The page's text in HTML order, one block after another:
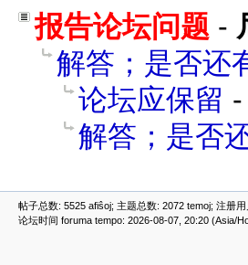
报告论坛问题 -
解答；是否还
论坛应保留 -
解答；是否
帖子总数: 5525 afiŝoj; 主题总数: 2072 temoj; 注册
论坛时间 foruma tempo: 2026-08-07, 20:20 (Asia/